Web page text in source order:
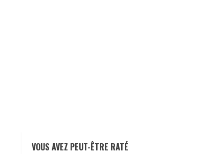
VOUS AVEZ PEUT-ÊTRE RATÉ